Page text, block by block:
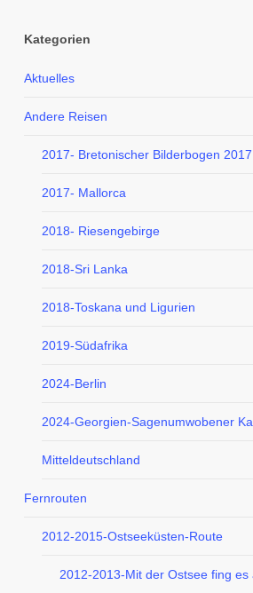
Kategorien
Aktuelles
Andere Reisen
2017- Bretonischer Bilderbogen 2017
2017- Mallorca
2018- Riesengebirge
2018-Sri Lanka
2018-Toskana und Ligurien
2019-Südafrika
2024-Berlin
2024-Georgien-Sagenumwobener
Mitteldeutschland
Fernrouten
2012-2015-Ostseeküsten-Route
2012-2013-Mit der Ostsee fing es